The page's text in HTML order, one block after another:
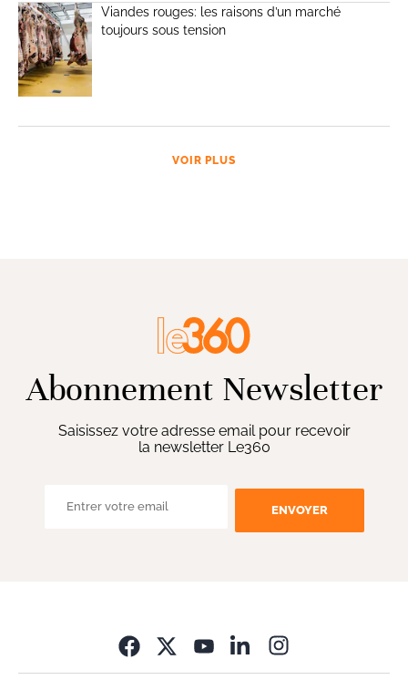
Viandes rouges: les raisons d’un marché
toujours sous tension
VOIR PLUS
Abonnement Newsletter
Saisissez votre adresse email pour recevoir
la newsletter Le360
ENVOYER